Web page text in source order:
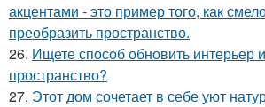
акцентами - это пример того, как
преобразить пространство.
26. Ищете способ обновить интерьер
пространство?
27. Этот дом сочетает в себе уют